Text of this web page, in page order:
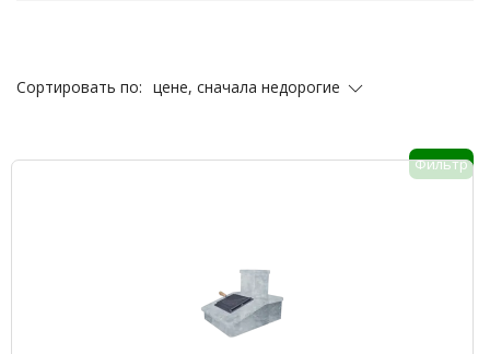
Сортировать по: цене, сначала недорогие
Фильтр